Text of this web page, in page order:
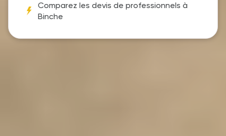
Comparez les devis de professionnels à
Binche